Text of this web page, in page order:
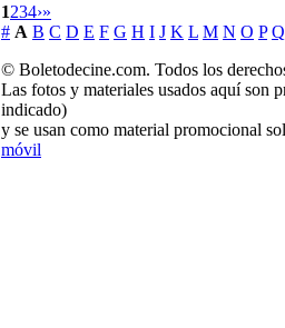
1234›»
# A B C D E F G H I J K L M N O P Q
© Boletodecine.com. Todos los
Las fotos y materiales usados aquí son
indicado)
y se usan como material promocional
móvil